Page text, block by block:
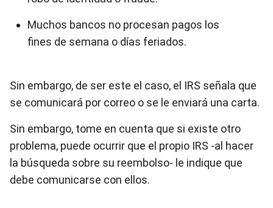
Muchos bancos no procesan pagos los
fines de semana o días feriados.
Sin embargo, de ser este el caso, el IRS señala que
se comunicará por correo o se le enviará una carta.
Sin embargo, tome en cuenta que si existe otro
problema, puede ocurrir que el propio IRS -al hacer
la búsqueda sobre su reembolso- le indique que
debe comunicarse con ellos.